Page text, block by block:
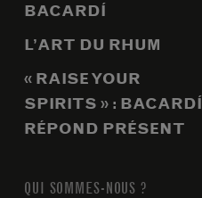
BACARDÍ
L’ART DU RHUM
« RAISE YOUR
SPIRITS » : BACARDÍ
RÉPOND PRÉSENT
QUI SOMMES-NOUS ?